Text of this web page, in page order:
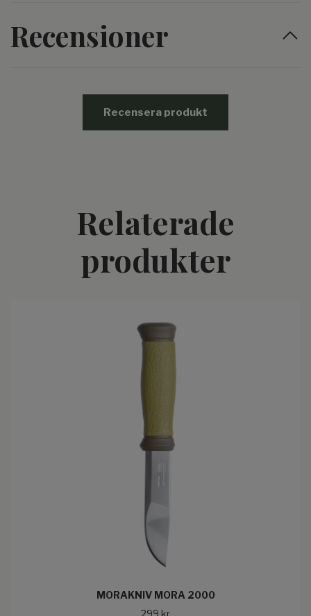
Recensioner
Recensera produkt
Relaterade
produkter
MORAKNIV MORA 2000